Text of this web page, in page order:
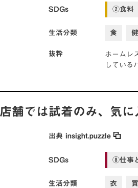
SDGs ②食料
生活分類 食 健
抜粋
ホームレ
している
店舗では試着のみ、気
出典 insight.puzzle
SDGs ⑧仕事
生活分類 衣 買